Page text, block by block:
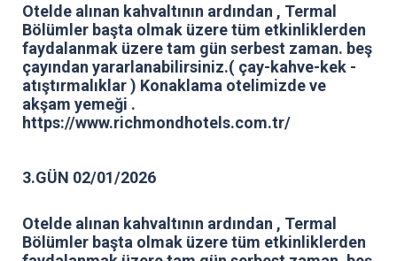
Otelde alınan kahvaltının ardından , Termal
Bölümler başta olmak üzere tüm etkinliklerden
faydalanmak üzere tam gün serbest zaman. beş
çayından yararlanabilirsiniz.( çay-kahve-kek -
atıştırmalıklar ) Konaklama otelimizde ve
akşam yemeği .
https://www.richmondhotels.com.tr/
3.GÜN 02/01/2026
Otelde alınan kahvaltının ardından , Termal
Bölümler başta olmak üzere tüm etkinliklerden